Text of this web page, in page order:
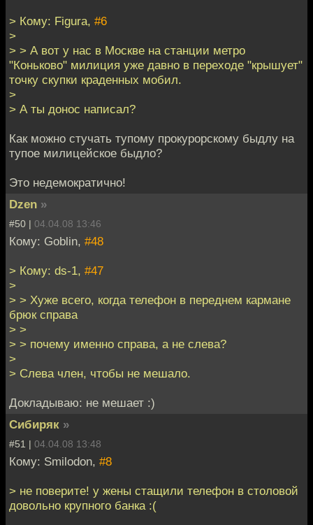
> Кому: Figura, #6
>
> > А вот у нас в Москве на станции метро
"Коньково" милиция уже давно в переходе "крышует"
точку скупки краденных мобил.
>
> А ты донос написал?
Как можно стучать тупому прокурорскому быдлу на
тупое милицейское быдло?
Это недемократично!
Dzen »
#50 | 04.04.08 13:46
Кому: Goblin, #48
> Кому: ds-1, #47
>
> > Хуже всего, когда телефон в переднем кармане
брюк справа
> >
> > почему именно справа, а не слева?
>
> Слева член, чтобы не мешало.
Докладываю: не мешает :)
Сибиряк »
#51 | 04.04.08 13:48
Кому: Smilodon, #8
> не поверите! у жены стащили телефон в столовой
довольно крупного банка :(